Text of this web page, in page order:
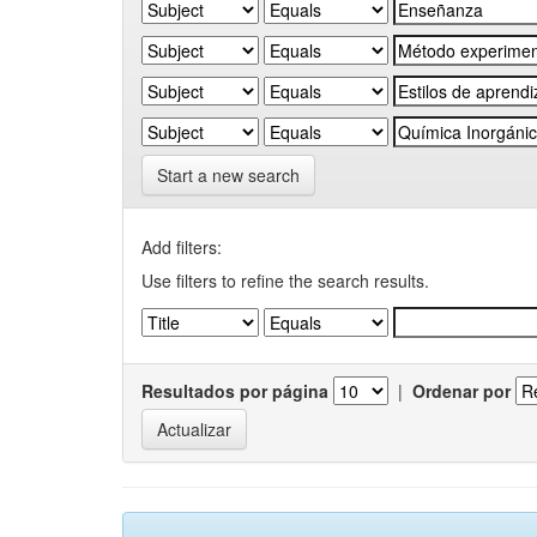
Start a new search
Add filters:
Use filters to refine the search results.
Resultados por página | Ordenar por